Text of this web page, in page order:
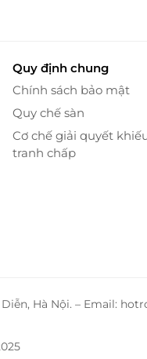
dọc
Bắc.
Quy định chung
Chính sách bảo mật
Quy chế sàn
Cơ chế giải quyết
tranh chấp
Hà Nội. – Email: